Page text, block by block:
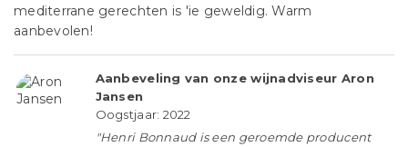
mediterrane gerechten is 'ie geweldig. Warm
aanbevolen!
Aanbeveling van onze wijnadviseur Aron
Jansen
Oogstjaar: 2022
"Henri Bonnaud is een geroemde producent